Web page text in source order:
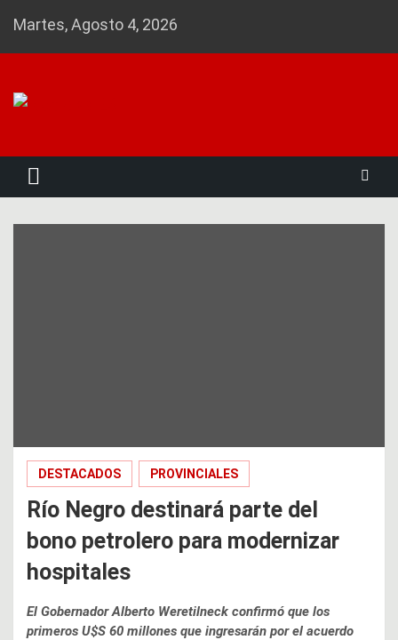
Martes, Agosto 4, 2026
DESTACADOS PROVINCIALES
Río Negro destinará parte del
bono petrolero para modernizar
hospitales
El Gobernador Alberto Weretilneck confirmó que los
primeros U$S 60 millones que ingresarán por el acuerdo